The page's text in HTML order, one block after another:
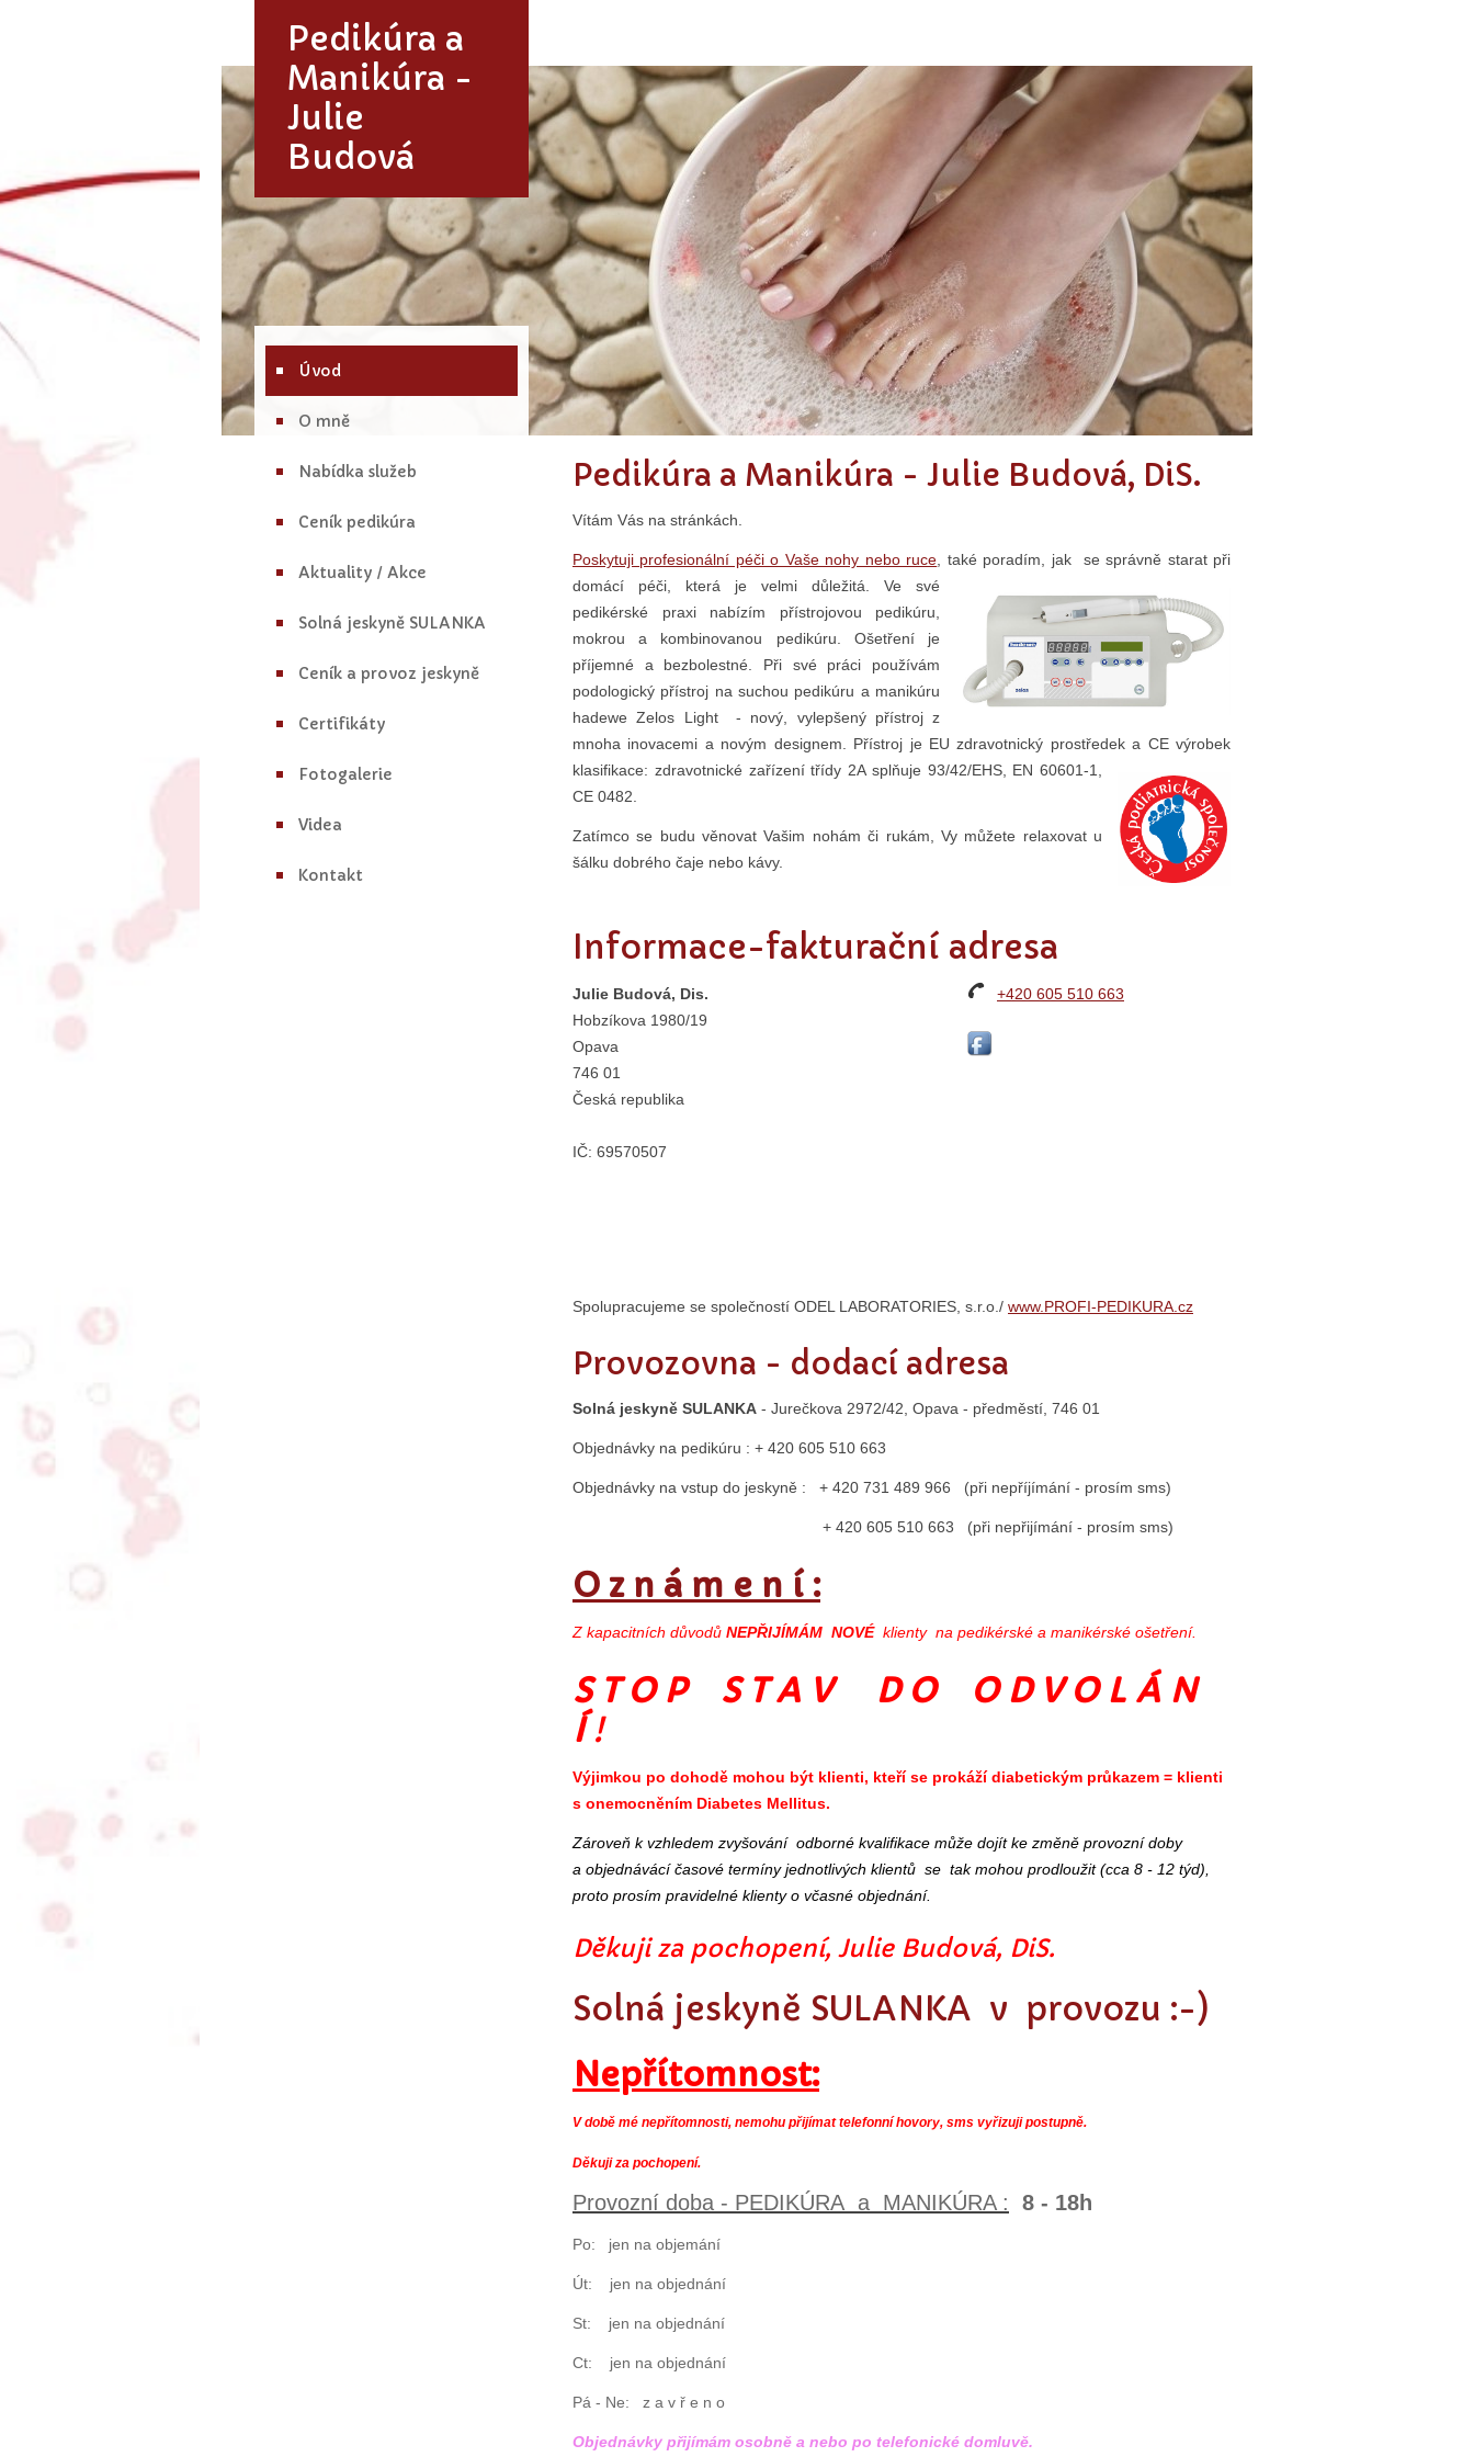
Pedikúra a
Manikúra -
Julie
Budová
Úvod
O mně
Nabídka služeb
Ceník pedikúra
Aktuality / Akce
Solná jeskyně SULANKA
Ceník a provoz jeskyně
Certifikáty
Fotogalerie
Videa
Kontakt
Pedikúra a Manikúra - Julie Budová, DiS.
Vítám Vás na stránkách.
Poskytuji profesionální péči o Vaše nohy nebo ruce, také poradím, jak se správně starat při
domácí péči, která je velmi důležitá. Ve své
pedikérské praxi nabízím přístrojovou pedikúru,
mokrou a kombinovanou pedikúru. Ošetření je
příjemné a bezbolestné. Při své práci používám
podologický přístroj na suchou pedikúru a manikúru
hadewe Zelos Light - nový, vylepšený přístroj z
mnoha inovacemi a novým designem. Přístroj je EU zdravotnický prostředek a CE výrobek
klasifikace: zdravotnické zařízení třídy 2A splňuje 93/42/EHS, EN 60601-1,
CE 0482.
Zatímco se budu věnovat Vašim nohám či rukám, Vy můžete relaxovat u
šálku dobrého čaje nebo kávy.
Informace-fakturační adresa
Julie Budová, Dis.
Hobzíkova 1980/19
Opava
746 01
Česká republika
IČ: 69570507
+420 605 510 663
Spolupracujeme se společností ODEL LABORATORIES, s.r.o./ www.PROFI-PEDIKURA.cz
Provozovna - dodací adresa
Solná jeskyně SULANKA - Jurečkova 2972/42, Opava - předměstí, 746 01
Objednávky na pedikúru : + 420 605 510 663
Objednávky na vstup do jeskyně : + 420 731 489 966 (při nepříjímání - prosím sms)
+ 420 605 510 663 (při nepřijímání - prosím sms)
O z n á m e n í :
Z kapacitních důvodů NEPŘIJÍMÁM NOVÉ klienty na pedikérské a manikérské ošetření.
S T O P S T A V D O O D V O L Á N
Í!
Výjimkou po dohodě mohou být klienti, kteří se prokáží diabetickým průkazem = klienti
s onemocněním Diabetes Mellitus.
Zároveň k vzhledem zvyšování odborné kvalifikace může dojít ke změně provozní doby
a objednávácí časové termíny jednotlivých klientů se tak mohou prodloužit (cca 8 - 12 týd),
proto prosím pravidelné klienty o včasné objednání.
Děkuji za pochopení, Julie Budová, DiS.
Solná jeskyně SULANKA v provozu :-)
Nepřítomnost:
V době mé nepřítomnosti, nemohu přijímat telefonní hovory, sms vyřizuji postupně.
Děkuji za pochopení.
Provozní doba - PEDIKÚRA a MANIKÚRA : 8 - 18h
Po: jen na objemání
Út: jen na objednání
St: jen na objednání
Ct: jen na objednání
Pá - Ne: z a v ř e n o
Objednávky přijímám osobně a nebo po telefonické domluvě.